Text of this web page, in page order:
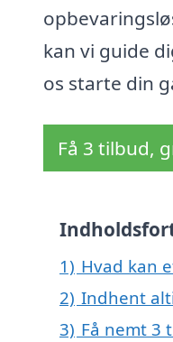
kan vi guide
os starte din
Få 3 tilbud,
1) Hvad kan
2) Indhent
3) Få nemt 3